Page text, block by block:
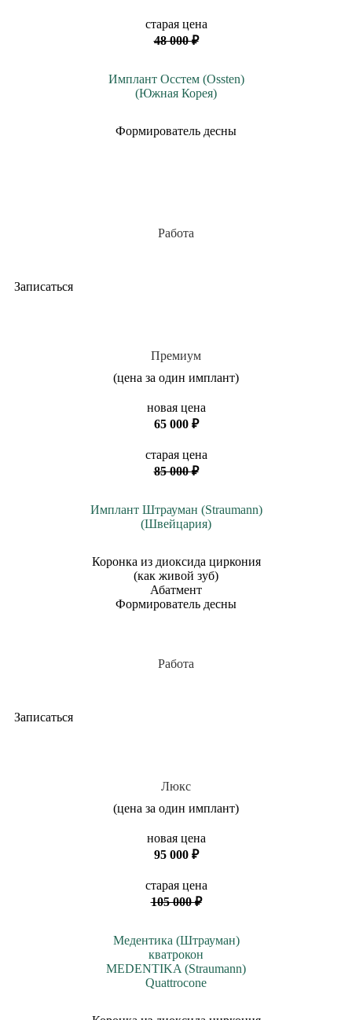
старая цена
48 000 ₽
Имплант Осстем (Ossten)
(Южная Корея)
Формирователь десны
Работа
Записаться
Премиум
(цена за один имплант)
новая цена
65 000 ₽
старая цена
85 000 ₽
Имплант Штрауман (Straumann)
(Швейцария)
Коронка из диоксида циркония
(как живой зуб)
Абатмент
Формирователь десны
Работа
Записаться
Люкс
(цена за один имплант)
новая цена
95 000 ₽
старая цена
105 000 ₽
Медентика (Штрауман)
кватрокон
MEDENTIKA (Straumann)
Quattrocone